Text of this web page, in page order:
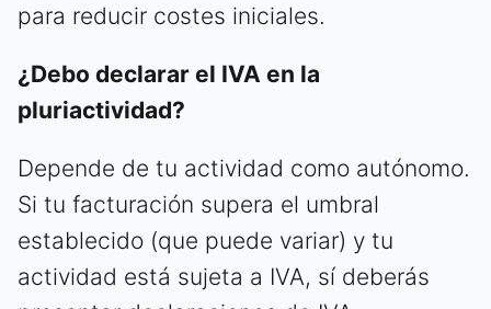
para reducir costes iniciales.
¿Debo declarar el IVA en la
pluriactividad?
Depende de tu actividad como autónomo.
Si tu facturación supera el umbral
establecido (que puede variar) y tu
actividad está sujeta a IVA, sí deberás